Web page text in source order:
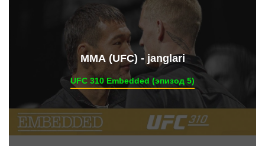
ММА (UFC) - janglari
UFC 310 Embedded (эпизод 5)